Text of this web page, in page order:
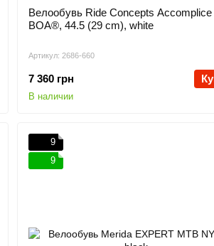
Артикул: 2686-660
Велообувь Ride Concepts Accomplice
BOA®, 44.5 (29 cm), white
7 360 грн
В наличии
9
9